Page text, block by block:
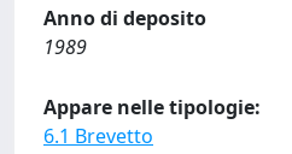
Anno di deposito
1989
Appare nelle tipologie:
6.1 Brevetto